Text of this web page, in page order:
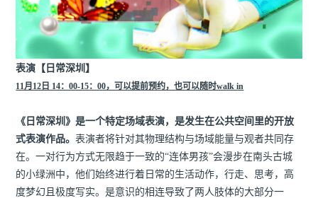
表演【日常深圳】
11月12日 14：00-15：00，可以提前预约，也可以随时walk in
《日常深圳》是一个特定场域表演，是发生在公共空间里的开放
式表演作品。表演者将针对其物理结构与场域能量与观者共同存
在。一对行为方式无限趋于一致的“连体男孩”会漫步在南头古城
的小绿洲中，他们始终进行着日常的生活动作，行走、思考，高
度梦幻且极度写实。是意识的相连导致了两人肢体的大部分一